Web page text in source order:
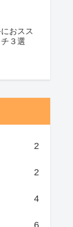
おスス
３選
2
2
4